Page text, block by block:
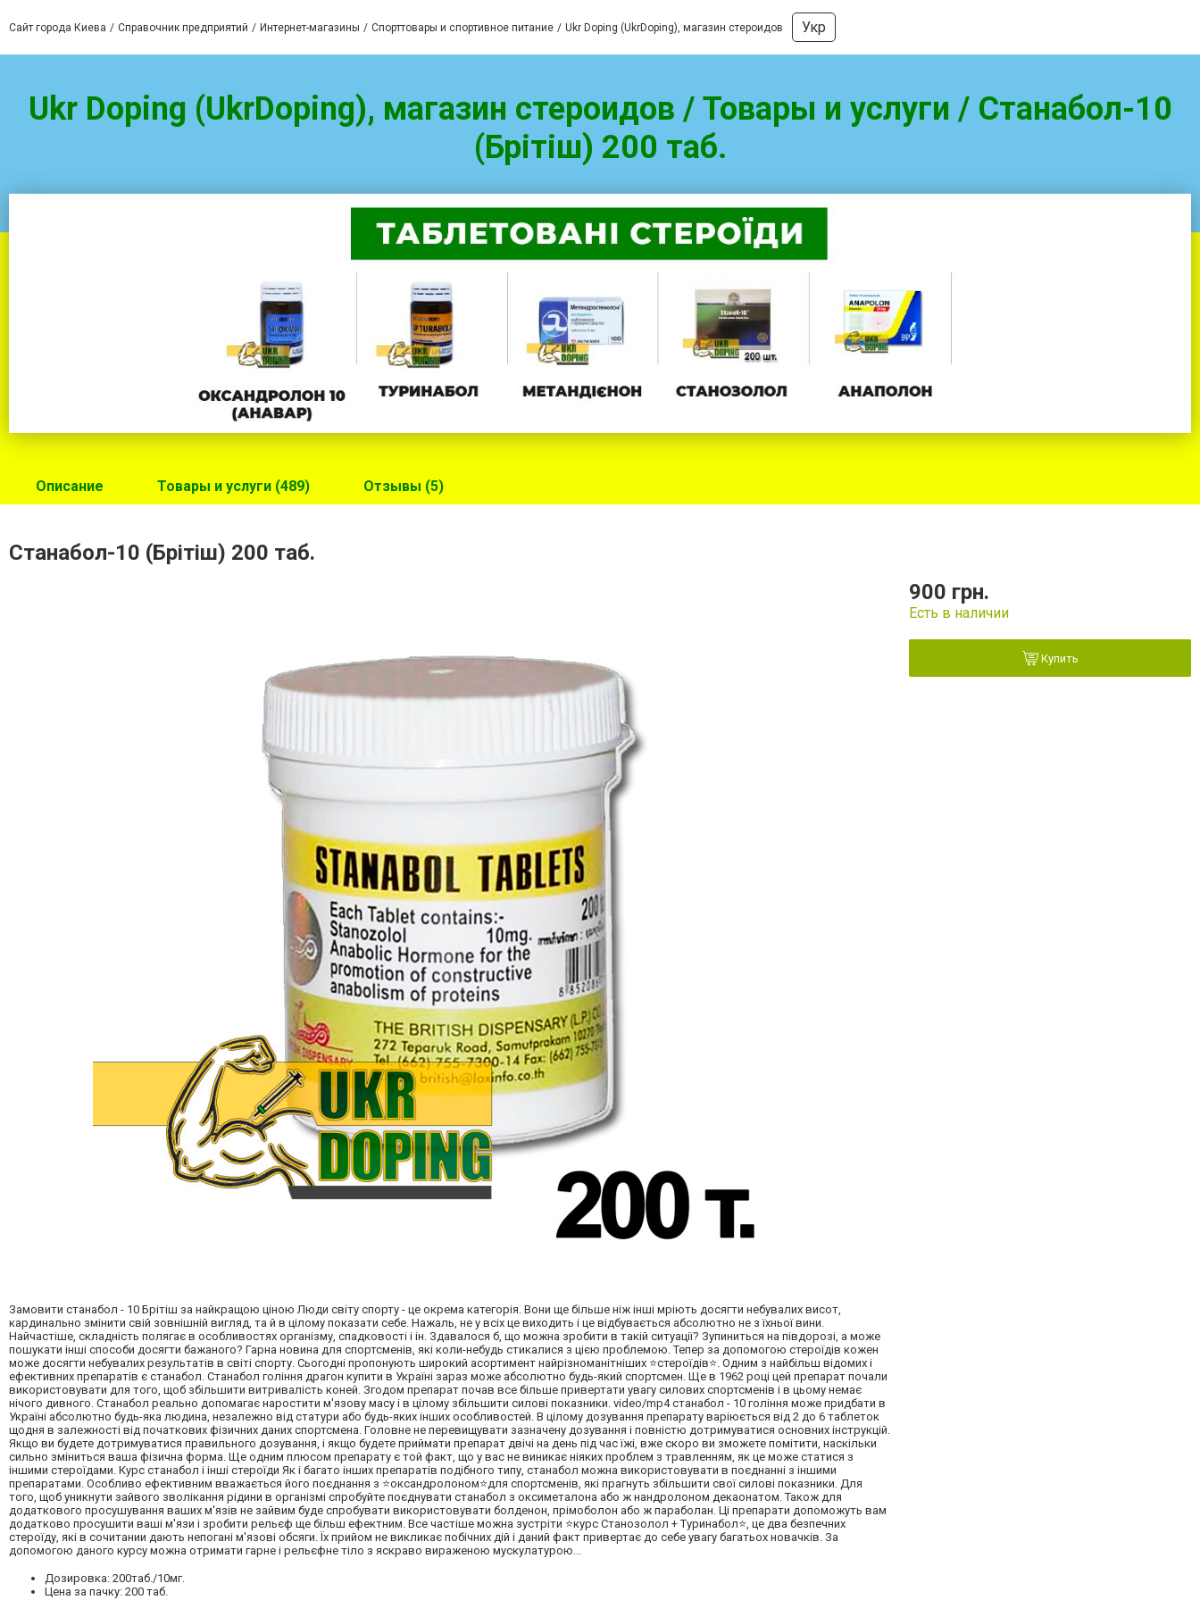
Сайт города Киева Справочник предприятий Интернет-магазины Спорттовары и спортивное питание Ukr Doping (UkrDoping), магазин стероидов Укр
Ukr Doping (UkrDoping), магазин стероидов / Товары и услуги / Станабол-10
(Брітіш) 200 таб.
Описание Товары и услуги (489) Отзывы (5)
Станабол-10 (Брітіш) 200 таб.
Замовити станабол - 10 Брітіш за найкращою ціною Люди світу спорту - це окрема категорія. Вони ще більше ніж інші мріють досягти небувалих висот,
кардинально змінити свій зовнішній вигляд, та й в цілому показати себе. Нажаль, не у всіх це виходить і це відбувається абсолютно не з їхньої вини.
Найчастіше, складність полягає в особливостях організму, спадковості і ін. Здавалося б, що можна зробити в такій ситуації? Зупиниться на півдорозі, а може
пошукати інші способи досягти бажаного? Гарна новина для спортсменів, які коли-небудь стикалися з цією проблемою. Тепер за допомогою стероїдів кожен
може досягти небувалих результатів в світі спорту. Сьогодні пропонують широкий асортимент найрізноманітніших ⭐стероїдів⭐. Одним з найбільш відомих і
ефективних препаратів є станабол. Станабол гоління драгон купити в Україні зараз може абсолютно будь-який спортсмен. Ще в 1962 році цей препарат почали
використовувати для того, щоб збільшити витривалість коней. Згодом препарат почав все більше привертати увагу силових спортсменів і в цьому немає
нічого дивного. Станабол реально допомагає наростити м'язову масу і в цілому збільшити силові показники. video/mp4 станабол - 10 гоління може придбати в
Україні абсолютно будь-яка людина, незалежно від статури або будь-яких інших особливостей. В цілому дозування препарату варіюється від 2 до 6 таблеток
щодня в залежності від початкових фізичних даних спортсмена. Головне не перевищувати зазначену дозування і повністю дотримуватися основних інструкцій.
Якщо ви будете дотримуватися правильного дозування, і якщо будете приймати препарат двічі на день під час їжі, вже скоро ви зможете помітити, наскільки
сильно зміниться ваша фізична форма. Ще одним плюсом препарату є той факт, що у вас не виникає ніяких проблем з травленням, як це може статися з
іншими стероїдами. Курс станабол і інші стероїди Як і багато інших препаратів подібного типу, станабол можна використовувати в поєднанні з іншими
препаратами. Особливо ефективним вважається його поєднання з ⭐оксандролоном⭐для спортсменів, які прагнуть збільшити свої силові показники. Для
того, щоб уникнути зайвого зволікання рідини в організмі спробуйте поєднувати станабол з оксиметалона або ж нандролоном декаонатом. Також для
додаткового просушування ваших м'язів не зайвим буде спробувати використовувати болденон, прімоболон або ж параболан. Ці препарати допоможуть вам
додатково просушити ваші м'язи і зробити рельєф ще більш ефектним. Все частіше можна зустріти ⭐курс Станозолол + Туринабол⭐, це два безпечних
стероїду, які в сочитании дають непогані м'язові обсяги. Їх прийом не викликає побічних дій і даний факт привертає до себе увагу багатьох новачків. За
допомогою даного курсу можна отримати гарне і рельєфне тіло з яскраво вираженою мускулатурою...
Дозировка: 200таб./10мг.
Цена за пачку: 200 таб.
900 грн.
Есть в наличии
Купить